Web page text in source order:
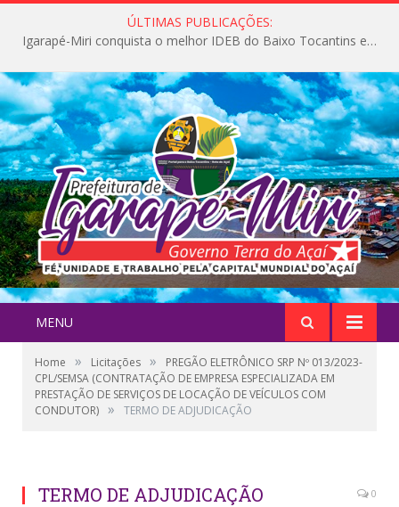
ÚLTIMAS PUBLICAÇÕES:
Igarapé-Miri conquista o melhor IDEB do Baixo Tocantins e avança na qualidade da educação pública
MENU
Home » Licitações »
PREGÃO ELETRÔNICO SRP Nº 013/2023-
CPL/SEMSA (CONTRATAÇÃO DE EMPRESA ESPECIALIZADA EM
PRESTAÇÃO DE SERVIÇOS DE LOCAÇÃO DE VEÍCULOS COM
CONDUTOR) » TERMO DE ADJUDICAÇÃO
TERMO DE ADJUDICAÇÃO 0